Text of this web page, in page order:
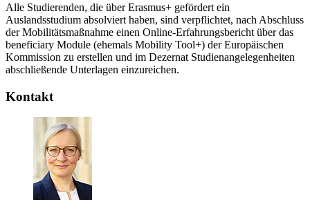
Alle Studierenden, die über Erasmus+ gefördert ein
Auslandsstudium absolviert haben, sind verpflichtet, nach Abschluss
der Mobilitätsmaßnahme einen Online-Erfahrungsbericht über das
beneficiary Module (ehemals Mobility Tool+) der Europäischen
Kommission zu erstellen und im Dezernat Studienangelegenheiten
abschließende Unterlagen einzureichen.
Kontakt